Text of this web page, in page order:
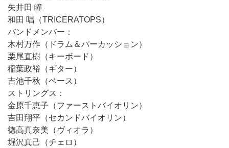
矢井田 瞳
和田 唱（TRICERATOPS）
バンドメンバー：
木村万作（ドラム＆パーカッション）
栗尾直樹（キーボード）
稲葉政裕（ギター）
吉池千秋（ベース）
ストリングス：
金原千恵子（ファーストバイオリン）
吉田翔平（セカンドバイオリン）
徳高真奈美（ヴィオラ）
堀沢真己（チェロ）